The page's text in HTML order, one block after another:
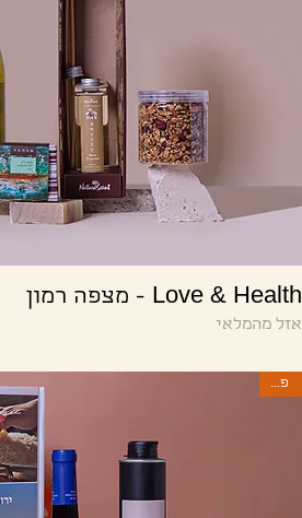
תצוגה מהירה Love & Health - מצפה רמון
אזל מהמלאי
פסח